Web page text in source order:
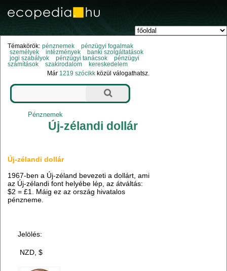
Témakörök: pénznemek
pénzügyi fogalmak
személyek
intézmények
banki szolgáltatások
jogi szabályok
pénzügyi tanácsok
pénzügyi
számítások
szakirodalom
kereskedelem
Már 1219 szócikk közül válogathatsz.
Pénznemek
Új-zélandi dollár
Új-zélandi dollár
1967-ben a Új-zéland bevezeti a dollárt, ami
az Új-zélandi font helyébe lép, az átváltás:
$2 = £1. Máig ez az ország hivatalos
pénzneme.
Jelölés:
NZD, $